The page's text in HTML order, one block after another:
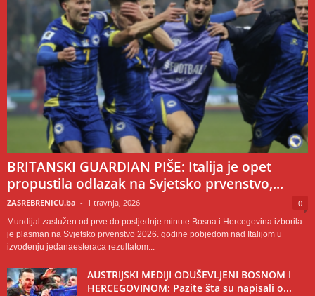
BRITANSKI GUARDIAN PIŠE: Italija je opet
propustila odlazak na Svjetsko prvenstvo,...
ZASREBRENICU.ba - 1 travnja, 2026 0
Mundijal zaslužen od prve do posljednje minute Bosna i Hercegovina izborila
je plasman na Svjetsko prvenstvo 2026. godine pobjedom nad Italijom u
izvođenju jedanaesteraca rezultatom...
AUSTRIJSKI MEDIJI ODUŠEVLJENI BOSNOM I
HERCEGOVINOM: Pazite šta su napisali o...